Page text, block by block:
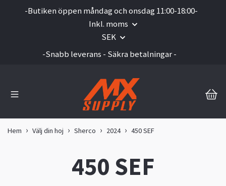
-Butiken öppen måndag och onsdag 11:00-18:00-
Inkl. moms
SEK
-Snabb leverans - Säkra betalningar -
Hem Välj din hoj Sherco 2024 450 SEF
450 SEF